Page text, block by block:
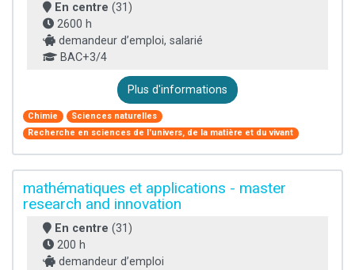
En centre (31)
2600 h
demandeur d’emploi, salarié
BAC+3/4
Plus d'informations
Chimie
Sciences naturelles
Recherche en sciences de l'univers, de la matière et du vivant
mathématiques et applications - master
research and innovation
En centre (31)
200 h
demandeur d’emploi